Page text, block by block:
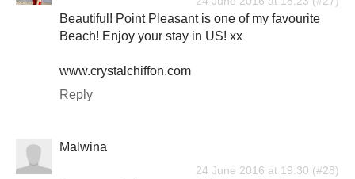
Beautiful! Point Pleasant is one of my favourite
Beach! Enjoy your stay in US! xx
www.crystalchiffon.com
Reply
Malwina
24 June 2016 at 19:30